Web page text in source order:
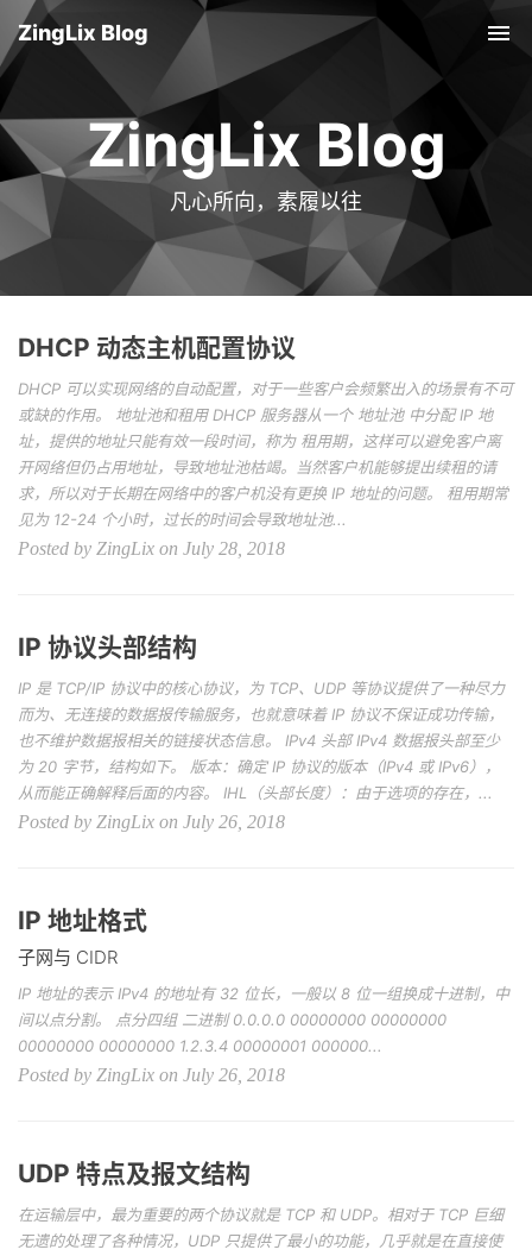
ZingLix Blog
ZingLix Blog
凡心所向，素履以往
DHCP 动态主机配置协议
DHCP 可以实现网络的自动配置，对于一些客户会频繁出入的场景有不可
或缺的作用。 地址池和租用 DHCP 服务器从一个 地址池 中分配 IP 地
址，提供的地址只能有效一段时间，称为 租用期，这样可以避免客户离
开网络但仍占用地址，导致地址池枯竭。当然客户机能够提出续租的请
求，所以对于长期在网络中的客户机没有更换 IP 地址的问题。 租用期常
见为 12-24 个小时，过长的时间会导致地址池...
Posted by ZingLix on July 28, 2018
IP 协议头部结构
IP 是 TCP/IP 协议中的核心协议，为 TCP、UDP 等协议提供了一种尽力
而为、无连接的数据报传输服务，也就意味着 IP 协议不保证成功传输，
也不维护数据报相关的链接状态信息。 IPv4 头部 IPv4 数据报头部至少
为 20 字节，结构如下。 版本：确定 IP 协议的版本（IPv4 或 IPv6），
从而能正确解释后面的内容。 IHL（头部长度）：由于选项的存在，...
Posted by ZingLix on July 26, 2018
IP 地址格式
子网与 CIDR
IP 地址的表示 IPv4 的地址有 32 位长，一般以 8 位一组换成十进制，中
间以点分割。 点分四组 二进制 0.0.0.0 00000000 00000000
00000000 00000000 1.2.3.4 00000001 000000...
Posted by ZingLix on July 26, 2018
UDP 特点及报文结构
在运输层中，最为重要的两个协议就是 TCP 和 UDP。相对于 TCP 巨细
无遗的处理了各种情况，UDP 只提供了最小的功能，几乎就是在直接使